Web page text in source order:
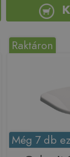
Raktáron
Még 7 db